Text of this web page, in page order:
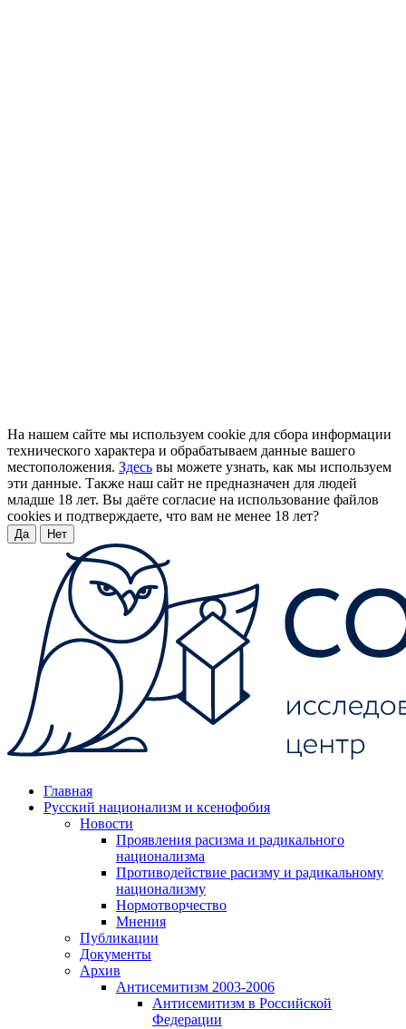
На нашем сайте мы используем cookie для сбора информации
технического характера и обрабатываем данные вашего
местоположения. Здесь вы можете узнать, как мы используем
эти данные. Также наш сайт не предназначен для людей
младше 18 лет. Вы даёте согласие на использование файлов
cookies и подтверждаете, что вам не менее 18 лет?
Да Нет
Главная
Русский национализм и ксенофобия
Новости
Проявления расизма и радикального
национализма
Противодействие расизму и радикальному
национализму
Нормотворчество
Мнения
Публикации
Документы
Архив
Антисемитизм 2003-2006
Антисемитизм в Российской
Федерации